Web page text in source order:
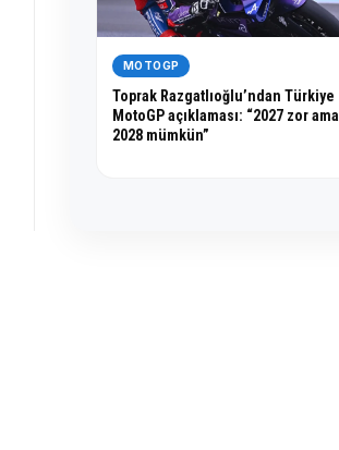
MOTOGP
Toprak Razgatlıoğlu’ndan Türkiye
MotoGP açıklaması: “2027 zor ama
2028 mümkün”